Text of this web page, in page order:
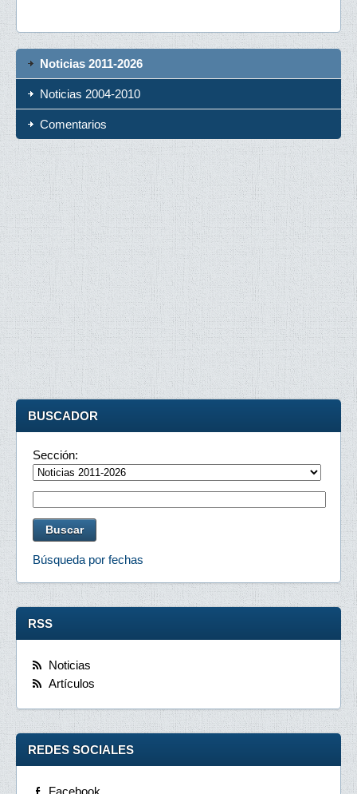
Noticias 2011-2026
Noticias 2004-2010
Comentarios
BUSCADOR
Sección:
Búsqueda por fechas
RSS
Noticias
Artículos
REDES SOCIALES
Facebook